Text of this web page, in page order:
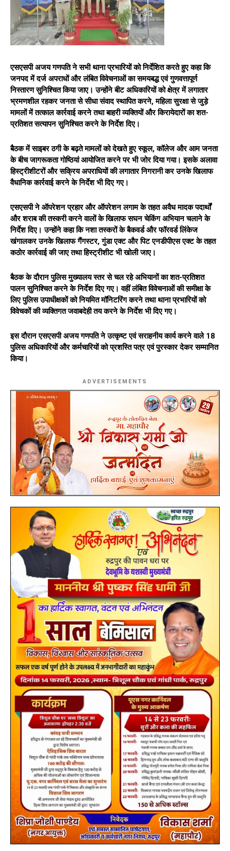
एसएसपी अजय गणपति ने सभी थाना प्रभारियों को निर्देशित करते हुए कहा कि
जनपद में दर्ज अपराधों और लंबित विवेचनाओं का समयबद्ध एवं गुणवत्तापूर्ण
निस्तारण सुनिश्चित किया जाए। उन्होंने बीट अधिकारियों को क्षेत्र में लगातार
भ्रमणशील रहकर जनता से सीधा संवाद स्थापित करने, महिला सुरक्षा से जुड़े
मामलों में तत्काल कार्रवाई करने तथा बाहरी व्यक्तियों और किरायेदारों का शत-
प्रतिशत सत्यापन सुनिश्चित करने के निर्देश दिए।
बैठक में साइबर ठगी के बढ़ते मामलों को देखते हुए स्कूल, कॉलेज और आम जनता
के बीच जागरूकता गोष्ठियां आयोजित करने पर भी जोर दिया गया। इसके अलावा
हिस्ट्रीशीटरों और सक्रिय अपराधियों की लगातार निगरानी कर उनके खिलाफ
वैधानिक कार्रवाई करने के निर्देश भी दिए गए।
एसएसपी ने ऑपरेशन प्रहार और ऑपरेशन लगाम के तहत अवैध मादक पदार्थों
और शराब की तस्करी करने वालों के खिलाफ सघन चेकिंग अभियान चलाने के
निर्देश दिए। उन्होंने कहा कि नशा तस्करों के बैकवर्ड और फॉरवर्ड लिंकेज
खंगालकर उनके खिलाफ गैंगस्टर, गुंडा एक्ट और पिट एनडीपीएस एक्ट के तहत
कठोर कार्रवाई की जाए तथा हिस्ट्रीशीट भी खोली जाए।
बैठक के दौरान पुलिस मुख्यालय स्तर से चल रहे अभियानों का शत-प्रतिशत
पालन सुनिश्चित करने के निर्देश दिए गए। वहीं लंबित विवेचनाओं की समीक्षा के
लिए पुलिस उपाधीक्षकों को नियमित मॉनिटरिंग करने तथा थाना प्रभारियों को
विवेचकों की व्यक्तिगत जवाबदेही तय करने के निर्देश भी दिए गए।
इस दौरान एसएसपी अजय गणपति ने उत्कृष्ट एवं सराहनीय कार्य करने वाले 18
पुलिस अधिकारियों और कर्मचारियों को प्रशस्ति पत्र एवं पुरस्कार देकर सम्मानित
किया।
ADVERTISEMENTS